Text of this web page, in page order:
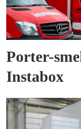
Porter-
Instabox